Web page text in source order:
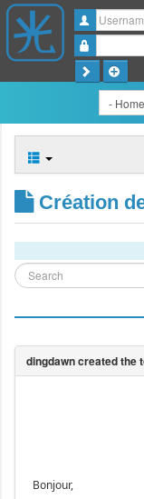
Username
Création
Bonjour,